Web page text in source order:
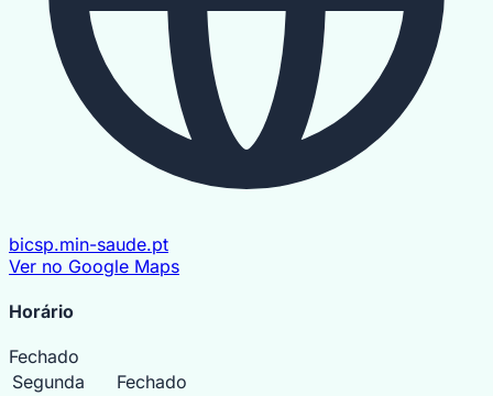
bicsp.min-saude.pt
Ver no Google Maps
Horário
Fechado
Segunda
Fechado